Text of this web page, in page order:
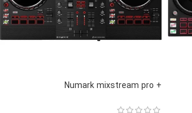
+ Numark mixstream pro